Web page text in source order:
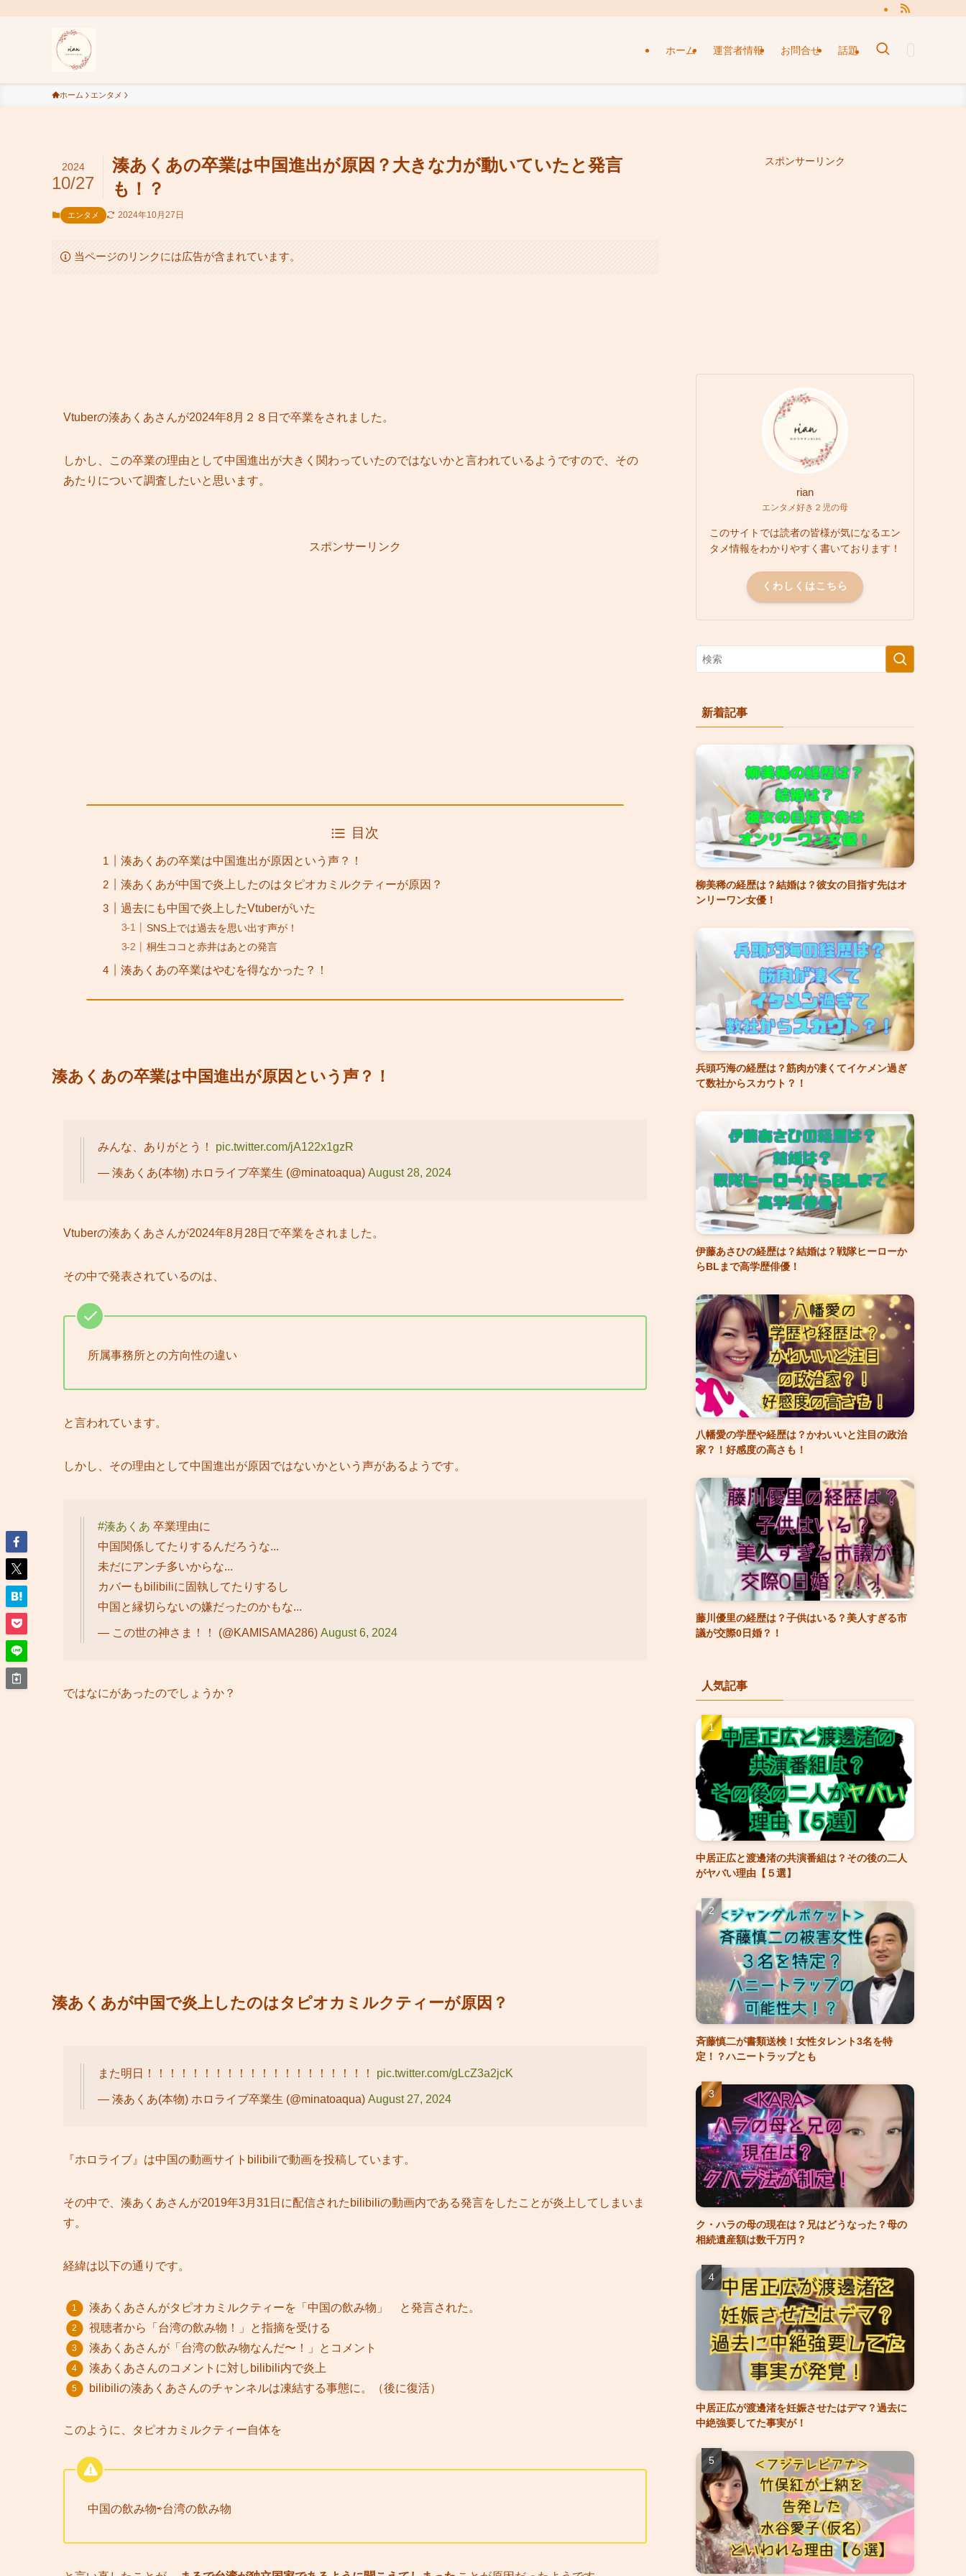
ホーム 運営者情報 お問合せ 話題
ホーム エンタメ
湊あくあの卒業は中国進出が原因？大きな力が動いていたと発言
も！？
2024
10/27
エンタメ 2024年10月27日
当ページのリンクには広告が含まれています。
Vtuberの湊あくあさんが2024年8月２８日で卒業をされました。
しかし、この卒業の理由として中国進出が大きく関わっていたのではないかと言われているようですので、その
あたりについて調査したいと思います。
スポンサーリンク
目次
湊あくあの卒業は中国進出が原因という声？！
湊あくあが中国で炎上したのはタピオカミルクティーが原因？
過去にも中国で炎上したVtuberがいた
SNS上では過去を思い出す声が！
桐生ココと赤井はあとの発言
湊あくあの卒業はやむを得なかった？！
湊あくあの卒業は中国進出が原因という声？！
みんな、ありがとう！ pic.twitter.com/jA122x1gzR
— 湊あくあ(本物) ホロライブ卒業生 (@minatoaqua) August 28, 2024
Vtuberの湊あくあさんが2024年8月28日で卒業をされました。
その中で発表されているのは、
所属事務所との方向性の違い
と言われています。
しかし、その理由として中国進出が原因ではないかという声があるようです。
#湊あくあ 卒業理由に
中国関係してたりするんだろうな...
未だにアンチ多いからな...
カバーもbilibiliに固執してたりするし
中国と縁切らないの嫌だったのかもな...
— この世の神さま！！ (@KAMISAMA286) August 6, 2024
ではなにがあったのでしょうか？
湊あくあが中国で炎上したのはタピオカミルクティーが原因？
また明日！！！！！！！！！！！！！！！！！！！！ pic.twitter.com/gLcZ3a2jcK
— 湊あくあ(本物) ホロライブ卒業生 (@minatoaqua) August 27, 2024
『ホロライブ』は中国の動画サイトbilibiliで動画を投稿しています。
その中で、湊あくあさんが2019年3月31日に配信されたbilibiliの動画内である発言をしたことが炎上してしまいま
す。
経緯は以下の通りです。
湊あくあさんがタピオカミルクティーを「中国の飲み物」 と発言された。
視聴者から「台湾の飲み物！」と指摘を受ける
湊あくあさんが「台湾の飲み物なんだ〜！」とコメント
湊あくあさんのコメントに対しbilibili内で炎上
bilibiliの湊あくあさんのチャンネルは凍結する事態に。（後に復活）
このように、タピオカミルクティー自体を
中国の飲み物⇨台湾の飲み物
スポンサーリンク
rian
エンタメ好き２児の母
このサイトでは読者の皆様が気になるエン
タメ情報をわかりやすく書いております！
くわしくはこちら
新着記事
柳美稀の経歴は？結婚は？彼女の目指す先はオ
ンリーワン女優！
兵頭巧海の経歴は？筋肉が凄くてイケメン過ぎ
て数社からスカウト？！
伊藤あさひの経歴は？結婚は？戦隊ヒーローか
らBLまで高学歴俳優！
八幡愛の学歴や経歴は？かわいいと注目の政治
家？！好感度の高さも！
藤川優里の経歴は？子供はいる？美人すぎる市
議が交際0日婚？！
人気記事
中居正広と渡邊渚の共演番組は？その後の二人
がヤバい理由【５選】
斉藤慎二が書類送検！女性タレント3名を特
定！？ハニートラップとも
ク・ハラの母の現在は？兄はどうなった？母の
相続遺産額は数千万円？
中居正広が渡邊渚を妊娠させたはデマ？過去に
中絶強要してた事実が！